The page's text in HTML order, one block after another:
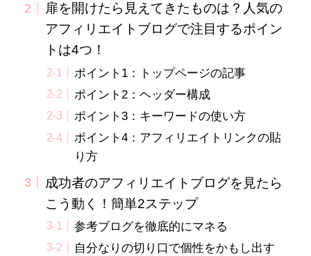
扉を開けたら見えてきたものは？人気の
アフィリエイトブログで注目するポイン
トは4つ！
ポイント1：トップページの記事
ポイント2：ヘッダー構成
ポイント3：キーワードの使い方
ポイント4：アフィリエイトリンクの貼
り方
成功者のアフィリエイトブログを見たら
こう動く！簡単2ステップ
参考ブログを徹底的にマネる
自分なりの切り口で個性をかもし出す